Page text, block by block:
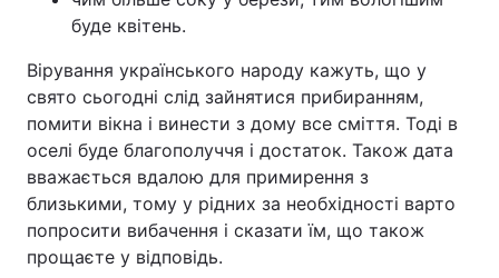
буде квітень.
Вірування українського народу кажуть, що у
свято сьогодні слід зайнятися прибиранням,
помити вікна і винести з дому все сміття. Тоді в
оселі буде благополуччя і достаток. Також дата
вважається вдалою для примирення з
близькими, тому у рідних за необхідності варто
попросити вибачення і сказати їм, що також
прощаєте у відповідь.